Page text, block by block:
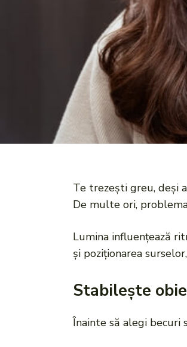
Te trezești greu, deși
De multe ori,
Lumina influențează
și poziționarea
Stabilește
Înainte să alegi becuri